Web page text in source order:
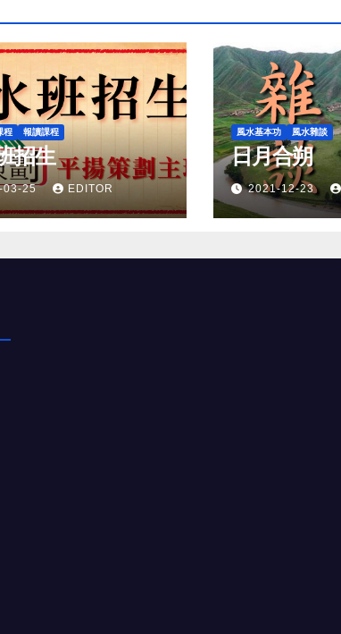
程 報讀課程
招生
03-25 EDITOR
風水基本功 風水雜談
日月合朔
2021-12-23